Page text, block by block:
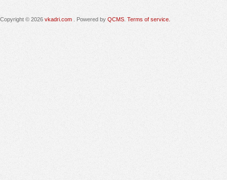
Copyright © 2026 vkadri.com . Powered by QCMS Terms of service.